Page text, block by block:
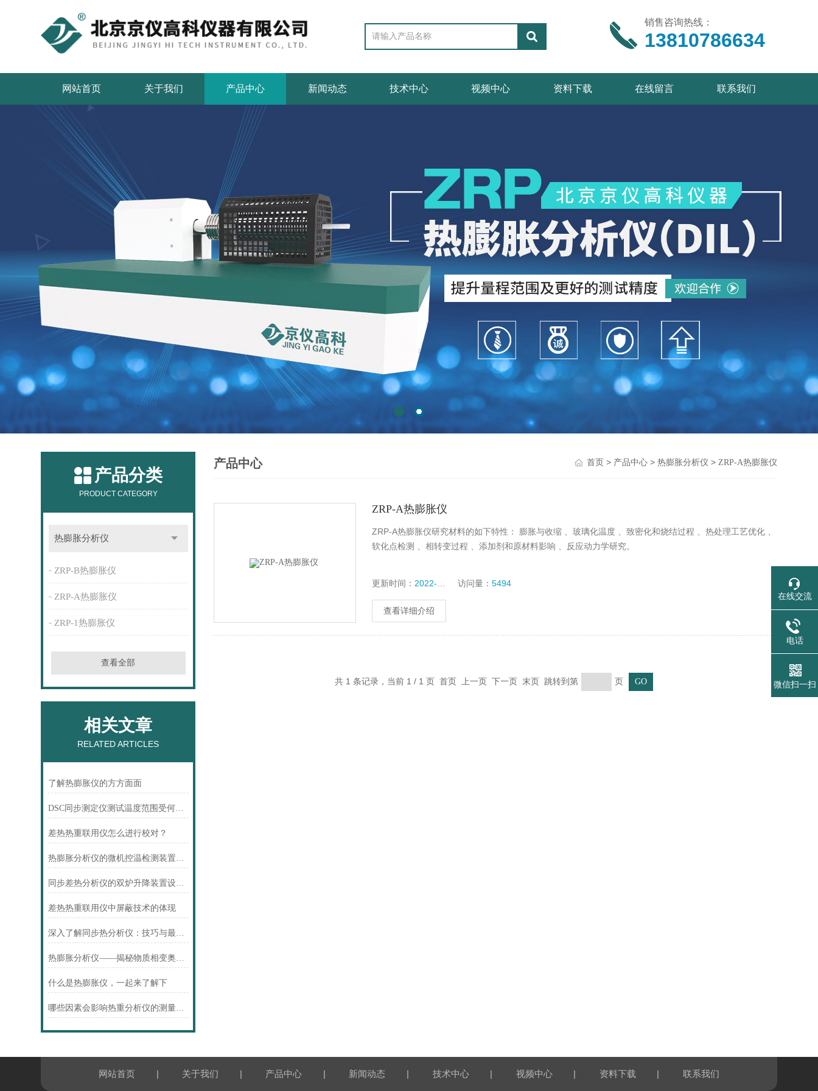
销售咨询热线：
13810786634
网站首页 关于我们 产品中心 新闻动态 技术中心 视频中心 资料下载 在线留言 联系我们
产品分类
PRODUCT CATEGORY
热膨胀分析仪
ZRP-B热膨胀仪
ZRP-A热膨胀仪
ZRP-1热膨胀仪
查看全部
相关文章
RELATED ARTICLES
了解热膨胀仪的方方面面
DSC同步测定仪测试温度范围受何限制？
差热热重联用仪怎么进行校对？
热膨胀分析仪的微机控温检测装置重要性与应用
同步差热分析仪的双炉升降装置设计讲解
差热热重联用仪中屏蔽技术的体现
深入了解同步热分析仪：技巧与最佳实践指南
热膨胀分析仪——揭秘物质相变奥秘的好物
什么是热膨胀仪，一起来了解下
哪些因素会影响热重分析仪的测量结果
产品中心 首页> 产品中心> 热膨胀分析仪 > ZRP-A热膨胀仪
ZRP-A热膨胀仪
ZRP-A热膨胀仪研究材料的如下特性： 膨胀与收缩 、玻璃化温度 、致密化和烧结过程 、热处理工艺优化 、
软化点检测 、相转变过程 、添加剂和原材料影响 、反应动力学研究。
更新时间： 2022-11-25 访问量：5494
查看详细介绍
共 1 条记录，当前 1 / 1 页 首页 上一页 下一页 末页 跳转到第 页
网站首页 | 关于我们 | 产品中心 | 新闻动态 | 技术中心 | 视频中心 | 资料下载 | 联系我们
在线交流
电话
微信扫一扫